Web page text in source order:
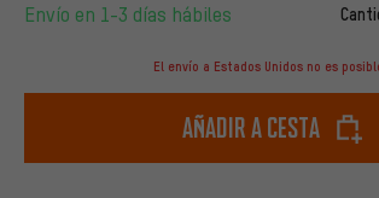
Envío en 1-3 días hábiles
El envío a Estados Unidos no es
Añadir a cesta